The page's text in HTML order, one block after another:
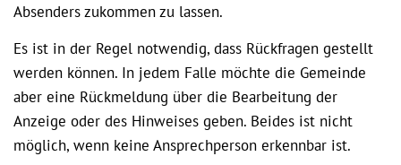
Absenders zukommen zu lassen.
Es ist in der Regel notwendig, dass Rückfragen gestellt
werden können. In jedem Falle möchte die Gemeinde
aber eine Rückmeldung über die Bearbeitung der
Anzeige oder des Hinweises geben. Beides ist nicht
möglich, wenn keine Ansprechperson erkennbar ist.